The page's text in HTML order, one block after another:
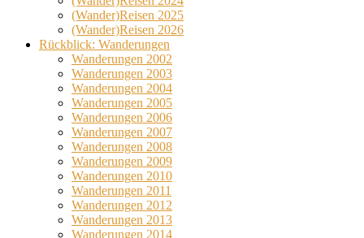
(Wander)Reisen 2025
(Wander)Reisen 2026
Rückblick: Wanderungen
Wanderungen 2002
Wanderungen 2003
Wanderungen 2004
Wanderungen 2005
Wanderungen 2006
Wanderungen 2007
Wanderungen 2008
Wanderungen 2009
Wanderungen 2010
Wanderungen 2011
Wanderungen 2012
Wanderungen 2013
Wanderungen 2014